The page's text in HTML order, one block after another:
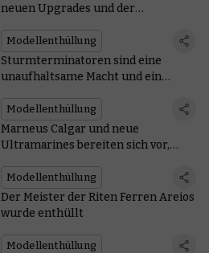
neuen Upgrades und der
Ultramarines
Modellenthüllung
Sturmterminatoren sind eine
unaufhaltsame Macht und ein
unbezwingbaren Packung
Modellenthüllung
Marneus Calgar und neue
Ultramarines bereiten sich vor,
Modellenthüllung
Der Meister der Riten Ferren Areios
wurde enthüllt
Modellenthüllung